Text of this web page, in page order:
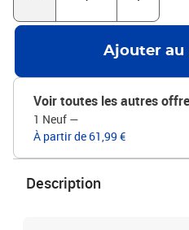
savoir :La livraison ne contient
table n'est pas inclus.Couleur :
thermolaquéDimensions totales :
H)Dimensions du tube : 60 x 30 x
support : 700 x 60 x 4 mm (L x l x
table basseAvec niveleurs en
requis : OuiLa livraison contient
18 mm) pour fixer les pieds au
Ajouter au
Voir toutes les autres
1 Neuf —
À partir de 61,99 €
Description